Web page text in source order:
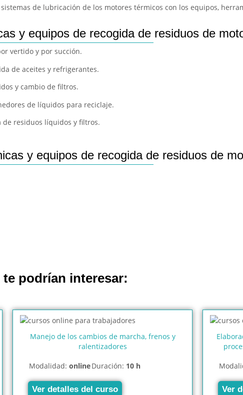
de lubricación de los motores térmicos con los equipos,
y equipos de recogida de residuos de
vertido y por succión.
de aceites y refrigerantes.
y cambio de filtros.
de líquidos para reciclaje.
de residuos líquidos y filtros.
y equipos de recogida de residuos de
podrían interesar:
Manejo de los cambios de marcha, frenos y
ralentizadores
Modalidad: onlineDuración: 10 h
Ver detalles del curso Ver